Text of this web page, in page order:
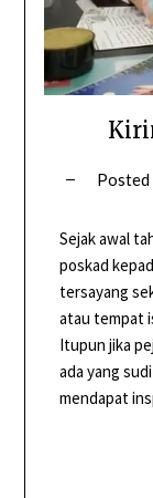
Posted
Sejak awal
poskad
tersayang
atau tempat
Itupun jika
ada yang
mendapat